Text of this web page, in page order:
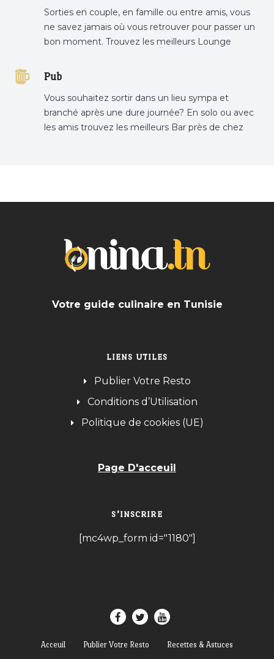
Sorties en couple, en famille ou entre amis, vous
ne savez jamais où vous retrouver pour passer un
bon moment. Trouvez les meilleurs Lounge
Pub
Vous souhaitez sortir dans un lieu sympa et
branché après une dure journée? En solo ou avec
les amis trouvez les meilleurs Bar près de chez
Votre guide culinaire en Tunisie
LIENS UTILES
Publier Votre Resto
Conditions d’Utilisation
Politique de cookies (UE)
Page D'acceuil
S’INSCRIRE
[mc4wp_form id="1180"]
Acceuil Publier Votre Resto Recettes & Astuces